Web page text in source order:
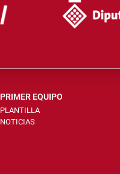
PRIMER EQUIPO
PLANTILLA
NOTICIAS